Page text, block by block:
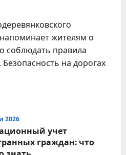
жителям о
соблюдать правила
на дорогах
2026
учет
граждан: что